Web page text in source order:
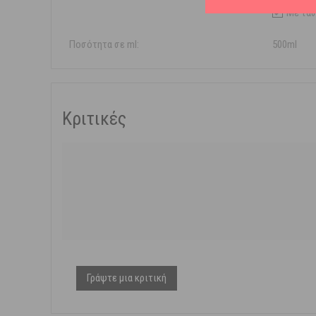
Με
Ποσότητα σε ml: 500ml
Κριτικές
Γράψτε μια κριτική